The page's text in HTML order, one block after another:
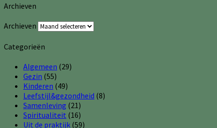
Archieven
Archieven
Categorieën
Algemeen (29)
Gezin (55)
Kinderen (49)
Leefstijl&gezondheid (8)
Samenleving (21)
Spiritualiteit (16)
Uit de praktijk (59)